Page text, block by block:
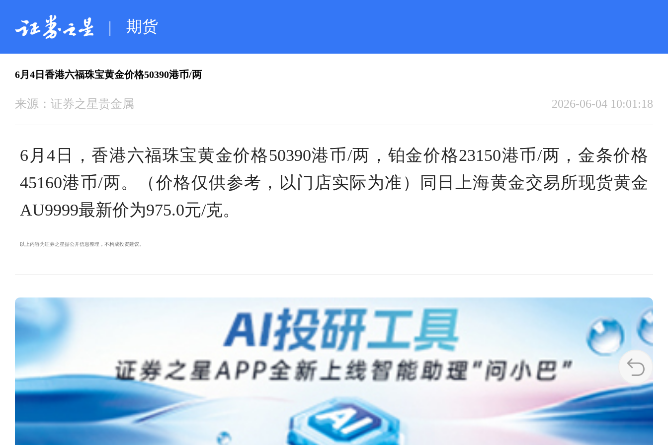
| 期货
6月4日香港六福珠宝黄金价格50390港币/两
来源： 证券之星贵金属 2026-06-04 10:01:18
6月4日，香港六福珠宝黄金价格50390港币/两，铂金价格23150港币/两，金条价格
45160港币/两。（价格仅供参考，以门店实际为准）同日上海黄金交易所现货黄金
AU9999最新价为975.0元/克。
以上内容为证券之星据公开信息整理，不构成投资建议。